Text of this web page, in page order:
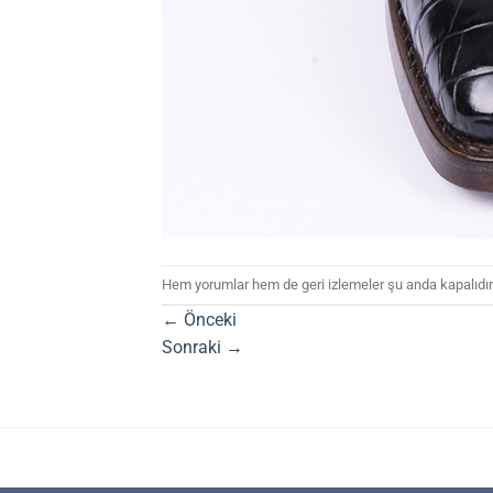
Hem yorumlar hem de geri izlemeler şu anda
← Önceki
Sonraki →